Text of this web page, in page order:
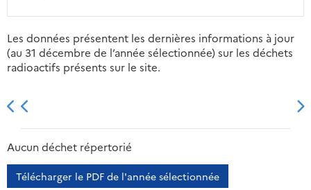
Les données présentent les dernières informations à jour
(au 31 décembre de l’année sélectionnée) sur les déchets
radioactifs présents sur le site.
2013 2014
Aucun déchet répertorié
Télécharger le PDF de l'année sélectionnée